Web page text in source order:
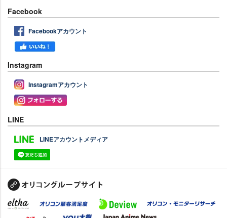
Facebook
Facebookアカウント
Instagram
Instagramアカウント
LINE
LINEアカウントメディア